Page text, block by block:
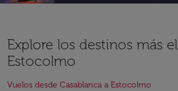
Explore los destinos más
Estocolmo
Vuelos desde Casablanca a Estocolmo